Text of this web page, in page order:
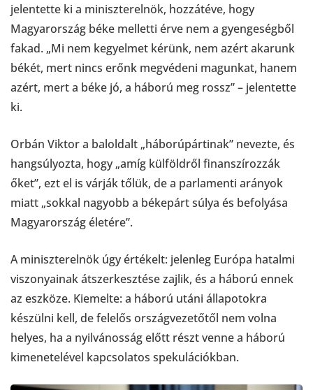
jelentette ki a miniszterelnök, hozzátéve, hogy
Magyarország béke melletti érve nem a gyengeségből
fakad. „Mi nem kegyelmet kérünk, nem azért akarunk
békét, mert nincs erőnk megvédeni magunkat, hanem
azért, mert a béke jó, a háború meg rossz” – jelentette
ki.
Orbán Viktor a baloldalt „háborúpártinak” nevezte, és
hangsúlyozta, hogy „amíg külföldről finanszírozzák
őket”, ezt el is várják tőlük, de a parlamenti arányok
miatt „sokkal nagyobb a békepárt súlya és befolyása
Magyarország életére”.
A miniszterelnök úgy értékelt: jelenleg Európa hatalmi
viszonyainak átszerkesztése zajlik, és a háború ennek
az eszköze. Kiemelte: a háború utáni állapotokra
készülni kell, de felelős országvezetőtől nem volna
helyes, ha a nyilvánosság előtt részt venne a háború
kimenetelével kapcsolatos spekulációkban.